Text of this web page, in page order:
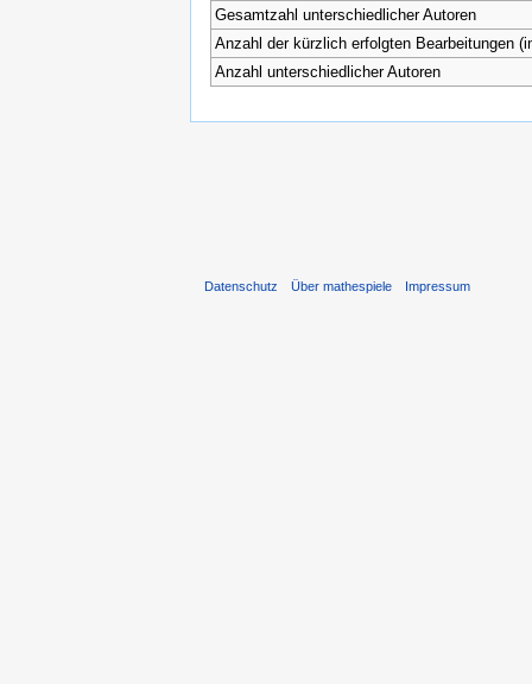
Gesamtzahl unterschiedlicher Autoren
Anzahl der kürzlich erfolgten Bearbeitungen
Anzahl unterschiedlicher Autoren
Datenschutz Über mathespiele Impressum